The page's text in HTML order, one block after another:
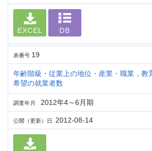
EXCEL DB
表番号 19
年齢階級・従業上の地位・産業・職業，教
希望の就業者数
調査年月 2012年4～6月期
公開（更新）日 2012-08-14